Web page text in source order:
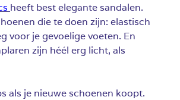
heeft best elegante sandalen.
die te doen zijn: elastisch
voor je gevoelige voeten. En
zijn héél erg licht, als
als je nieuwe schoenen koopt.